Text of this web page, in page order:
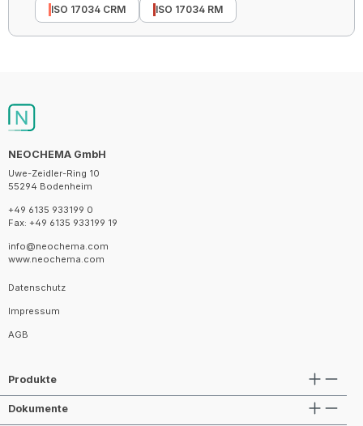
ISO 17034 CRM ISO 17034 RM
NEOCHEMA GmbH
Uwe-Zeidler-Ring 10
55294 Bodenheim
+49 6135 933199 0
Fax: +49 6135 933199 19
info@neochema.com
www.neochema.com
Datenschutz
Impressum
AGB
Produkte
Dokumente